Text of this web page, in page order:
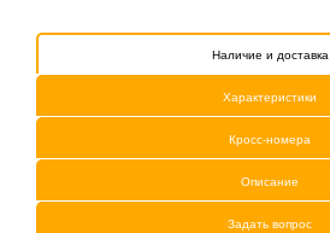
Наличие и доставка
Характеристики
Кросс-номера
Описание
Задать вопрос